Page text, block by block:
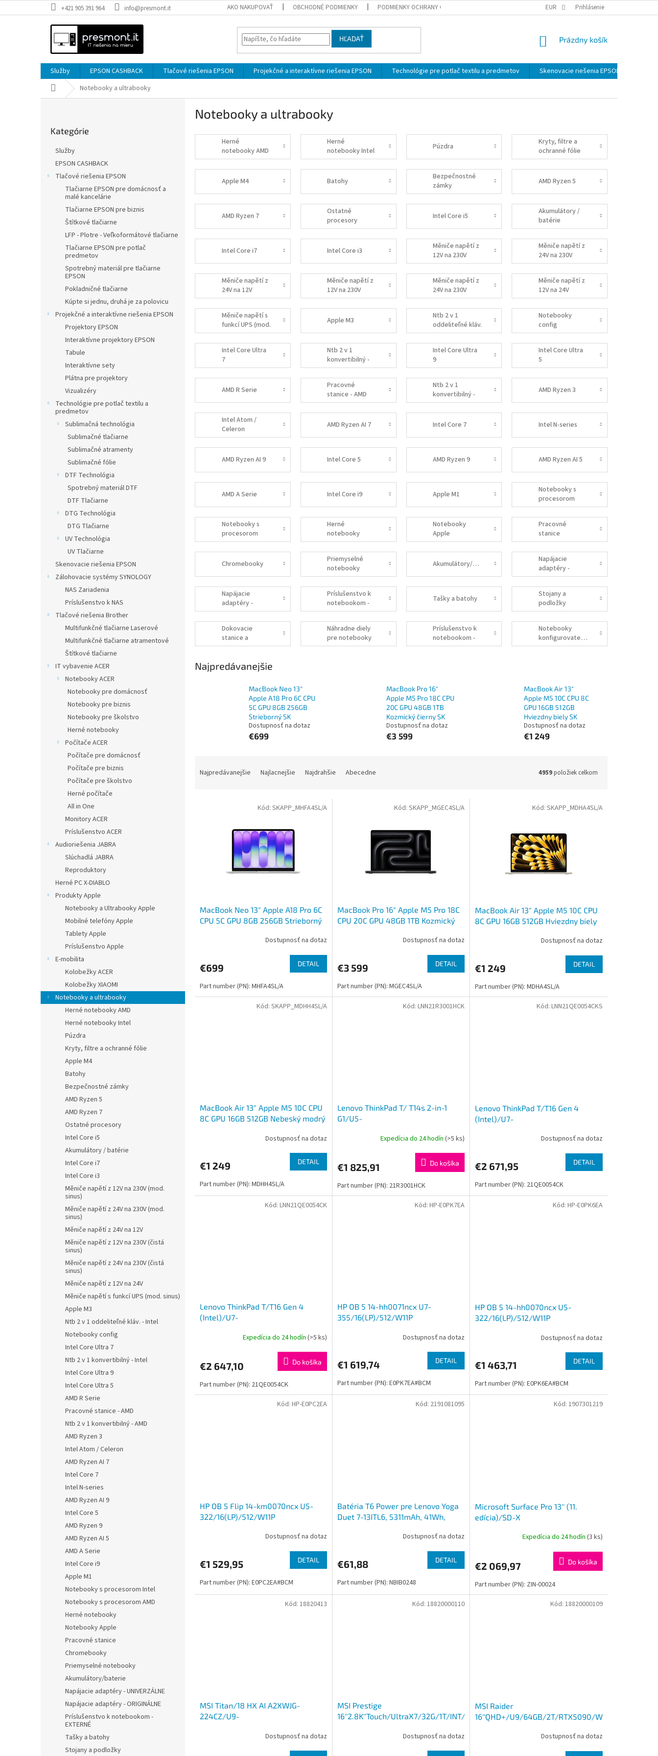
na
+421 905 391 964 info@presmont.it AKO NAKUPOVAŤ OBCHODNÉ PODMIENKY PODMIENKY OCHRANY OSOBNÝCH ÚDAJOV EUR Prihlásenie
HĽADAŤ
NÁKUPNÝ
Prázdny košík
Služby EPSON CASHBACK Tlačové riešenia EPSON Projekčné a interaktívne riešenia EPSON Technológie pre potlač textilu a predmetov Skenovacie riešenia EPSON
DomovNotebooky a ultrabooky
kategórie
Kategórie
Služby
EPSON CASHBACK
Tlačové riešenia EPSON
Tlačiarne EPSON pre domácnosť a
malé kancelárie
Tlačiarne EPSON pre biznis
Štítkové tlačiarne
LFP - Plotre - Veľkoformátové tlačiarne
Tlačiarne EPSON pre potlač
predmetov
Spotrebný materiál pre tlačiarne
EPSON
Pokladničné tlačiarne
Kúpte si jednu, druhá je za polovicu
Projekčné a interaktívne riešenia EPSON
Projektory EPSON
Interaktívne projektory EPSON
Tabule
Interaktívne sety
Plátna pre projektory
Vizualizéry
Technológie pre potlač textilu a
predmetov
Sublimačná technológia
Sublimačné tlačiarne
Sublimačné atramenty
Sublimačné fólie
DTF Technológia
Spotrebný materiál DTF
DTF Tlačiarne
DTG Technológia
DTG Tlačiarne
UV Technológia
UV Tlačiarne
Skenovacie riešenia EPSON
Zálohovacie systémy SYNOLOGY
NAS Zariadenia
Príslušenstvo k NAS
Tlačové riešenia Brother
Multifunkčné tlačiarne Laserové
Multifunkčné tlačiarne atramentové
Štítkové tlačiarne
IT vybavenie ACER
Notebooky ACER
Notebooky pre domácnosť
Notebooky pre biznis
Notebooky pre školstvo
Herné notebooky
Počítače ACER
Počítače pre domácnosť
Počítače pre biznis
Počítače pre školstvo
Herné počítače
All in One
Monitory ACER
Príslušenstvo ACER
Audioriešenia JABRA
Slúchadlá JABRA
Reproduktory
Herné PC X-DIABLO
Produkty Apple
Notebooky a Ultrabooky Apple
Mobilné telefóny Apple
Tablety Apple
Príslušenstvo Apple
E-mobilita
Kolobežky ACER
Kolobežky XIAOMI
Notebooky a ultrabooky
Herné notebooky AMD
Herné notebooky Intel
Púzdra
Kryty, filtre a ochranné fólie
Apple M4
Batohy
Bezpečnostné zámky
AMD Ryzen 5
AMD Ryzen 7
Ostatné procesory
Intel Core i5
Akumulátory / batérie
Intel Core i7
Intel Core i3
Měniče napětí z 12V na 230V (mod.
sinus)
Měniče napětí z 24V na 230V (mod.
sinus)
Měniče napětí z 24V na 12V
Měniče napětí z 12V na 230V (čistá
sinus)
Měniče napětí z 24V na 230V (čistá
sinus)
Měniče napětí z 12V na 24V
Měniče napětí s funkcí UPS (mod. sinus)
Apple M3
Ntb 2 v 1 oddeliteľné kláv. - Intel
Notebooky config
Intel Core Ultra 7
Ntb 2 v 1 konvertibilný - Intel
Intel Core Ultra 9
Intel Core Ultra 5
AMD R Serie
Pracovné stanice - AMD
Ntb 2 v 1 konvertibilný - AMD
AMD Ryzen 3
Intel Atom / Celeron
AMD Ryzen AI 7
Intel Core 7
Intel N-series
AMD Ryzen AI 9
Intel Core 5
AMD Ryzen 9
AMD Ryzen AI 5
AMD A Serie
Intel Core i9
Apple M1
Notebooky s procesorom Intel
Notebooky s procesorom AMD
Herné notebooky
Notebooky Apple
Pracovné stanice
Chromebooky
Priemyselné notebooky
Akumulátory/baterie
Napájacie adaptéry - UNIVERZÁLNE
Napájacie adaptéry - ORIGINÁLNE
Príslušenstvo k notebookom -
EXTERNÉ
Tašky a batohy
Stojany a podložky
Notebooky a ultrabooky
Herné
notebooky AMD
Herné
notebooky Intel
Púzdra
Kryty, filtre a
ochranné fólie
Apple M4 Batohy
Bezpečnostné
zámky
AMD Ryzen 5
AMD Ryzen 7
Ostatné
procesory
Intel Core i5
Akumulátory /
batérie
Intel Core i7 Intel Core i3
Měniče napětí z
12V na 230V
(mod. sinus)
Měniče napětí z
24V na 230V
(mod. sinus)
Měniče napětí z
24V na 12V
Měniče napětí z
12V na 230V
(čistá sinus)
Měniče napětí z
24V na 230V
(čistá sinus)
Měniče napětí z
12V na 24V
Měniče napětí s
funkcí UPS (mod.
sinus)
Apple M3
Ntb 2 v 1
oddeliteľné kláv.
- Intel
Notebooky
config
Intel Core Ultra
7
Ntb 2 v 1
konvertibilný -
Intel
Intel Core Ultra
9
Intel Core Ultra
5
AMD R Serie
Pracovné
stanice - AMD
Ntb 2 v 1
konvertibilný -
AMD
AMD Ryzen 3
Intel Atom /
Celeron
AMD Ryzen AI 7 Intel Core 7 Intel N-series
AMD Ryzen AI 9 Intel Core 5 AMD Ryzen 9 AMD Ryzen AI 5
AMD A Serie Intel Core i9 Apple M1
Notebooky s
procesorom
Intel
Notebooky s
procesorom
AMD
Herné
notebooky
Notebooky
Apple
Pracovné
stanice
Chromebooky
Priemyselné
notebooky
Akumulátory/baterie
Napájacie
adaptéry -
UNIVERZÁLNE
Napájacie
adaptéry -
ORIGINÁLNE
Príslušenstvo k
notebookom -
EXTERNÉ
Tašky a batohy
Stojany a
podložky
Dokovacie
stanice a
replikátory
Náhradne diely
pre notebooky
Príslušenstvo k
notebookom -
INTERNÉ
Notebooky
konfigurovateľné
Najpredávanejšie
MacBook Neo 13"
Apple A18 Pro 6C CPU
5C GPU 8GB 256GB
Strieborný SK
Dostupnosť na dotaz
€699
MacBook Pro 16"
Apple M5 Pro 18C CPU
20C GPU 48GB 1TB
Kozmický čierny SK
Dostupnosť na dotaz
€3 599
MacBook Air 13"
Apple M5 10C CPU 8C
GPU 16GB 512GB
Hviezdny biely SK
Dostupnosť na dotaz
€1 249
Najpredávanejšie Najlacnejšie Najdrahšie Abecedne 4959položiek celkom
MacBook Neo 13" Apple A18 Pro 6C
CPU 5C GPU 8GB 256GB Strieborný
Dostupnosť na dotaz
€699 DETAIL
Part number (PN): MHFA4SL/A
Kód: SKAPP_MHFA4SL/A
MacBook Pro 16" Apple M5 Pro 18C
CPU 20C GPU 48GB 1TB Kozmický
Dostupnosť na dotaz
€3 599 DETAIL
Part number (PN): MGEC4SL/A
Kód: SKAPP_MGEC4SL/A
MacBook Air 13" Apple M5 10C CPU
8C GPU 16GB 512GB Hviezdny biely
Dostupnosť na dotaz
€1 249 DETAIL
Part number (PN): MDHA4SL/A
Kód: SKAPP_MDHA4SL/A
MacBook Air 13" Apple M5 10C CPU
8C GPU 16GB 512GB Nebeský modrý
Dostupnosť na dotaz
€1 249 DETAIL
Part number (PN): MDHH4SL/A
Kód: SKAPP_MDHH4SL/A
Lenovo ThinkPad T/ T14s 2-in-1
G1/U5-
int/W11P/Black/3RExpedícia do 24 hodín (>5 ks)
€1 825,91 Do košíka
Part number (PN): 21R3001HCK
Kód: LNN21R3001HCK
Lenovo ThinkPad T/T16 Gen 4
(Intel)/U7-
int/W11P/Black/3RDostupnosť na dotaz
€2 671,95 DETAIL
Part number (PN): 21QE0054CK
Kód: LNN21QE0054CKS
Lenovo ThinkPad T/T16 Gen 4
(Intel)/U7-
int/W11P/Black/3R On-Site
Expedícia do 24 hodín (>5 ks)
€2 647,10 Do košíka
Part number (PN): 21QE0054CK
Kód: LNN21QE0054CK
HP OB 5 14-hh0071ncx U7-
355/16(LP)/512/W11P
Dostupnosť na dotaz
€1 619,74 DETAIL
Part number (PN): E0PK7EA#BCM
Kód: HP-E0PK7EA
HP OB 5 14-hh0070ncx U5-
322/16(LP)/512/W11P
Dostupnosť na dotaz
€1 463,71 DETAIL
Part number (PN): E0PK6EA#BCM
Kód: HP-E0PK6EA
HP OB 5 Flip 14-km0070ncx U5-
322/16(LP)/512/W11P
Dostupnosť na dotaz
€1 529,95 DETAIL
Part number (PN): E0PC2EA#BCM
Kód: HP-E0PC2EA
Batéria T6 Power pre Lenovo Yoga
Duet 7-13ITL6, 5311mAh, 41Wh,
Dostupnosť na dotaz
€61,88 DETAIL
Part number (PN): NBIB0248
Kód: 2191081095
Microsoft Surface Pro 13'' (11.
edícia)/SD-X
Expedícia do 24 hodín (3 ks)
€2 069,97 Do košíka
Part number (PN): ZIN-00024
Kód: 1907301219
MSI Titan/18 HX AI A2XWJG-
224CZ/U9-
5090/W11P/Black/2RDostupnosť na dotaz
Kód: 18820413
MSI Prestige
16''2.8K''Touch/UltraX7/32G/1T/INT/W11P
Dostupnosť na dotaz
Kód: 18820000110
MSI Raider
16''QHD+/U9/64GB/2T/RTX5090/W11P
Dostupnosť na dotaz
Kód: 18820000109